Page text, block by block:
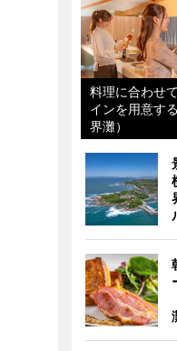
料理に合わせ
インを用意す
界灘）